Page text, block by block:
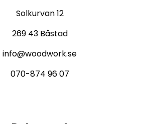
Solkurvan 12
269 43 Båstad
info@woodwork.se
070-874 96 07